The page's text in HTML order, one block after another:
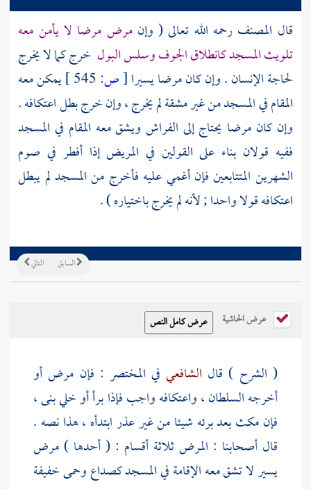
قال المصنف رحمه الله تعالى ( وإنمرض مرضا لا يأمن معه
تلويث المسجد كانطلاق الجوف وسلس البول خرج كما لا يخرج
لحاجة الإنسان . وإن كان مرضا يسيرا[ص:
يمكن معه
المقام في المسجد من غير مشقة لم يخرج ، وإن خرج بطل اعتكافه .
وإن كان مرضا يحتاج إلى الفراش ويشق معه المقام في المسجد
ففيه قولان بناء على القولين في المريض إذا أفطر في صوم
الشهرين المتتابعين فإن أغمي عليه فأخرج من المسجد لم يبطل
اعتكافه قولا واحدا ; لأنه لم يخرج باختياره ) .
التالي السابق
عرض الحاشية
( الشرح ) قال الشافعي في المختصر : فإن مرض أو
أخرجه السلطان ، واعتكافه واجب فإذا برأ أو خلي بنى ،
فإن مكث بعد برئه شيئا من غير عذر ابتدأه ، هذا نصه .
قال أصحابنا : المرض ثلاثة أقسام : ( أحدها ) مرض
يسير لا تشق معه الإقامة في المسجد كصداع وحمى خفيفة